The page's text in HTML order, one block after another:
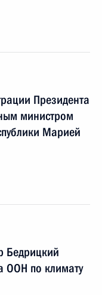
Президента
министром
Марией
Бедрицкий
ООН по климату